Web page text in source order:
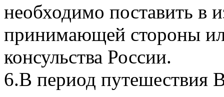
необходимо поставить в
принимающей стороны
консульства России.
6.В период путешествия